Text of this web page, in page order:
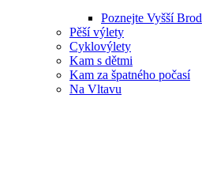
Poznejte Vyšší Brod
Pěší výlety
Cyklovýlety
Kam s dětmi
Kam za špatného počasí
Na Vltavu